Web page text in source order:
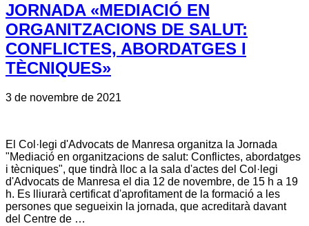
JORNADA «MEDIACIÓ EN
ORGANITZACIONS DE SALUT:
CONFLICTES, ABORDATGES I
TÈCNIQUES»
3 de novembre de 2021
El Col·legi d'Advocats de Manresa organitza la Jornada
"Mediació en organitzacions de salut: Conflictes, abordatges
i tècniques", que tindrà lloc a la sala d'actes del Col·legi
d'Advocats de Manresa el dia 12 de novembre, de 15 h a 19
h. Es lliurarà certificat d'aprofitament de la formació a les
persones que segueixin la jornada, que acreditarà davant
del Centre de …